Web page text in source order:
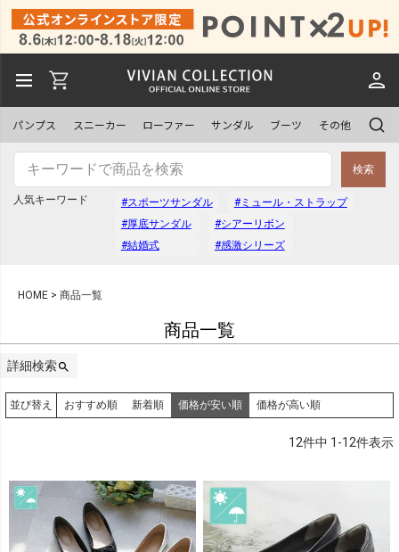
パンプス スニーカー ローファー サンダル ブーツ その他
検索
人気キーワード #スポーツサンダル
#ミュール・ストラップ
#厚底サンダル
#シアーリボン
#結婚式
#感激シリーズ
HOME 商品一覧
商品一覧
詳細検索
予約商品
並び順
新着順
価格が安い順 価格が高い順
検索
並び替え おすすめ順 新着順 価格が安い順 価格が高い順
12件中 1 -12件表示